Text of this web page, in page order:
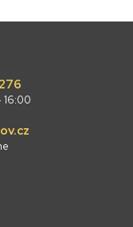
16:00